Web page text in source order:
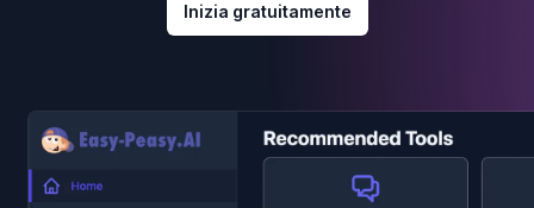
Inizia gratuitamente